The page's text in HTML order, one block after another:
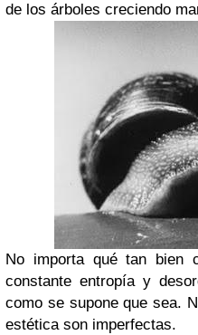
de los árboles creciendo
No importa qué tan bien
constante entropía y
como se supone que sea.
estética son imperfectas.